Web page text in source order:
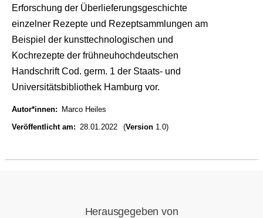
Erforschung der Überlieferungsgeschichte
einzelner Rezepte und Rezeptsammlungen am
Beispiel der kunsttechnologischen und
Kochrezepte der frühneuhochdeutschen
Handschrift Cod. germ. 1 der Staats- und
Universitätsbibliothek Hamburg vor.
Autor*innen
Marco Heiles
Veröffentlicht am
28.01.2022 (Version 1.0)
Herausgegeben von